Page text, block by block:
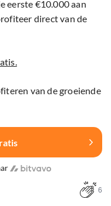
eerste €10.000 aan
direct van de
van de groeiende
6